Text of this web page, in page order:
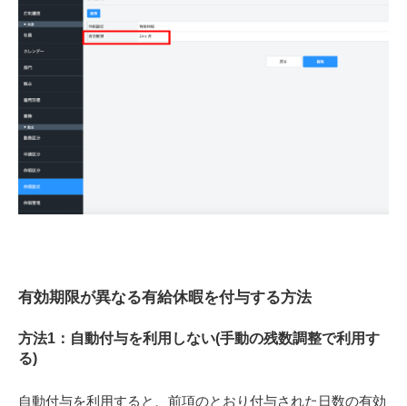
有効期限が異なる有給休暇を付与する方法
方法1：自動付与を利用しない(手動の残数調整で利用す
る)
自動付与を利用すると、前項のとおり付与された日数の有効